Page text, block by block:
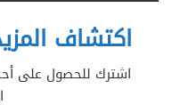
اكتشاف
اشترك للحصول على